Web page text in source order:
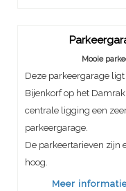
Mooie
Deze parkeergarage
Bijenkorf op het
centrale ligging een
parkeergarage.
De parkeertarieven zijn
hoog.
Meer